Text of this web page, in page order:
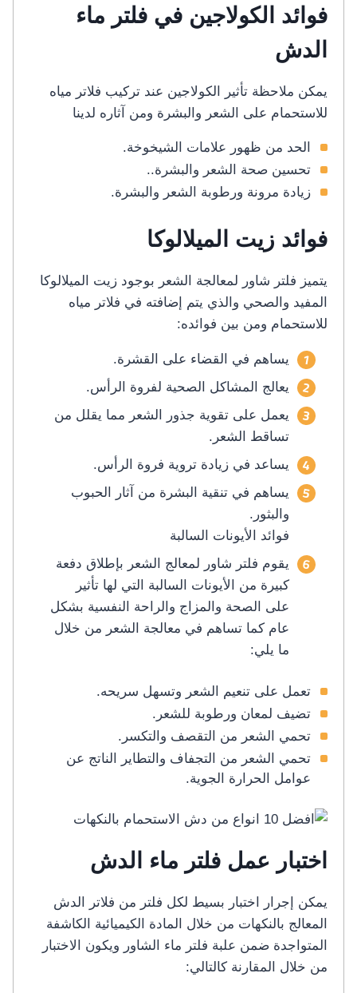
فوائد الكولاجين في فلتر ماء
الدش
يمكن ملاحظة تأثير الكولاجين عند تركيب فلاتر مياه
للاستحمام على الشعر والبشرة ومن آثاره لدينا
الحد من ظهور علامات الشيخوخة.
تحسين صحة الشعر والبشرة..
زيادة مرونة ورطوبة الشعر والبشرة.
فوائد زيت الميلالوكا
يتميز فلتر شاور لمعالجة الشعر بوجود زيت الميلالوكا
المفيد والصحي والذي يتم إضافته في فلاتر مياه
للاستحمام ومن بين فوائده:
يساهم في القضاء على القشرة.
يعالج المشاكل الصحية لفروة الرأس.
يعمل على تقوية جذور الشعر مما يقلل من
تساقط الشعر.
يساعد في زيادة تروية فروة الرأس.
يساهم في تنقية البشرة من آثار الحبوب
والبثور.
فوائد الأيونات السالبة
يقوم فلتر شاور لمعالج الشعر بإطلاق دفعة
كبيرة من الأيونات السالبة التي لها تأثير
على الصحة والمزاج والراحة النفسية بشكل
عام كما تساهم في معالجة الشعر من خلال
ما يلي:
تعمل على تنعيم الشعر وتسهل سريحه.
تضيف لمعان ورطوبة للشعر.
تحمي الشعر من التقصف والتكسر.
تحمي الشعر من التجفاف والتطاير الناتج عن
عوامل الحرارة الجوية.
اختبار عمل فلتر ماء الدش
يمكن إجرار اختبار بسيط لكل فلتر من فلاتر الدش
المعالج بالنكهات من خلال المادة الكيميائية الكاشفة
المتواجدة ضمن علبة فلتر ماء الشاور ويكون الاختبار
من خلال المقارنة كالتالي: